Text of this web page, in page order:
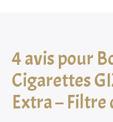
4 avis pour
Cigarettes
Extra – Filtre